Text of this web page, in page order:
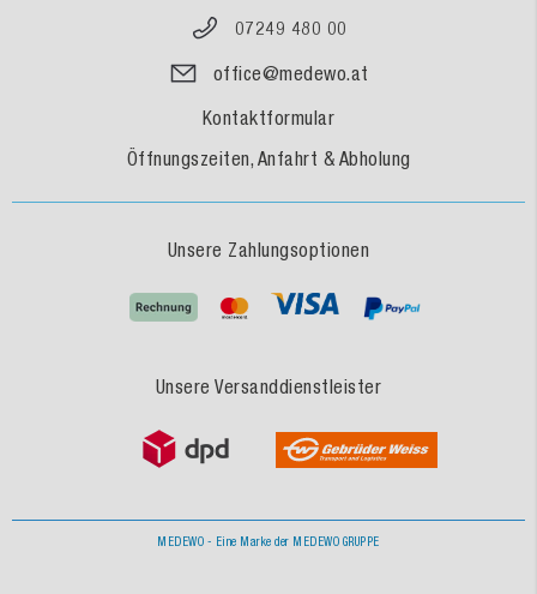
07249 480 00
office@medewo.at
Kontaktformular
Öffnungszeiten, Anfahrt & Abholung
Unsere Zahlungsoptionen
Unsere Versanddienstleister
MEDEWO - Eine Marke der MEDEWO GRUPPE